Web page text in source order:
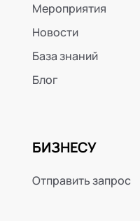
Мероприятия
Новости
База знаний
Блог
БИЗНЕСУ
Отправить запрос